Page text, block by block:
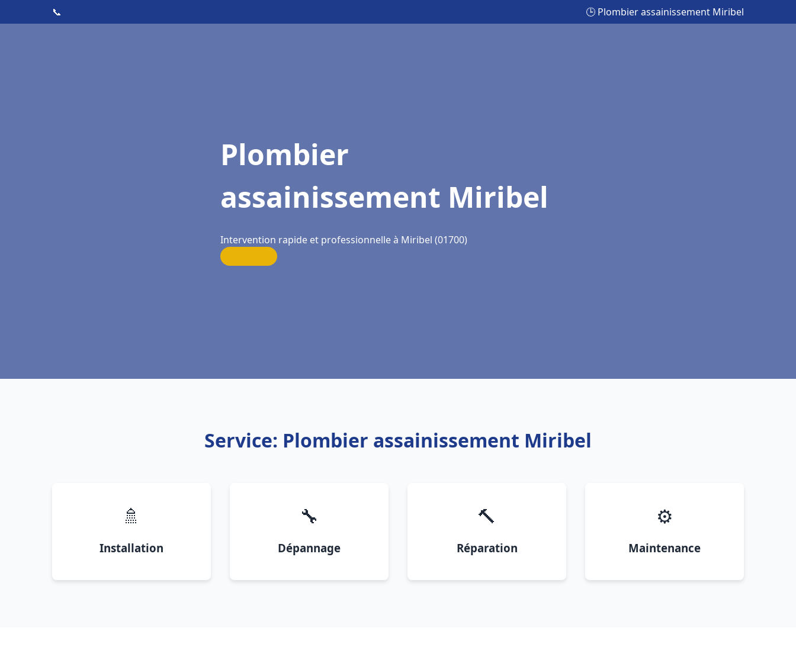
📞 🕒 Plombier assainissement Miribel
Plombier
assainissement Miribel
Intervention rapide et professionnelle à Miribel (01700)
Service: Plombier assainissement Miribel
🚿
Installation
🔧
Dépannage
🔨
Réparation
⚙️
Maintenance